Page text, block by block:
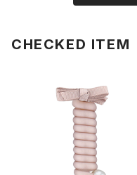
CHECKED ITEM